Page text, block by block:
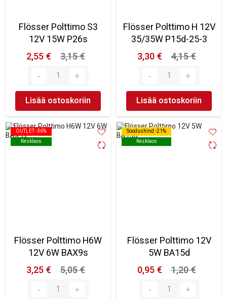
Flösser Polttimo S3
12V 15W P26s
2,55 €
3,15 €
Lisää ostoskoriin
Flösser Polttimo H 12V
35/35W P15d-25-3
3,30 €
4,15 €
Lisää ostoskoriin
OUTLET -36%
Kesklaos
OUTLET -36%
Kesklaos
Flösser Polttimo H6W
12V 6W BAX9s
3,25 €
5,05 €
Soodushind -21%
Kesklaos
Soodushind -21%
Kesklaos
Flösser Polttimo 12V
5W BA15d
0,95 €
1,20 €